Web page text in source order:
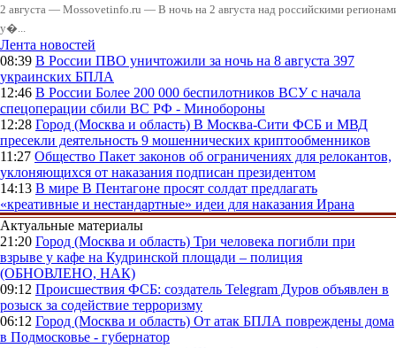
2 августа — Mossovetinfo.ru — В ночь на 2 августа над российскими
у�...
Лента новостей
08:39 В России ПВО уничтожили за ночь на 8 августа 397
украинских БПЛА
12:46 В России Более 200 000 беспилотников ВСУ с начала
спецоперации сбили ВС РФ - Минобороны
12:28 Город (Москва и область) В Москва-Сити ФСБ и МВД
пресекли деятельность 9 мошеннических криптообменников
11:27 Общество Пакет законов об ограничениях для релокантов,
уклоняющихся от наказания подписан президентом
14:13 В мире В Пентагоне просят солдат предлагать
«креативные и нестандартные» идеи для наказания Ирана
Актуальные материалы
21:20 Город (Москва и область) Три человека погибли при
взрыве у кафе на Кудринской площади – полиция
(ОБНОВЛЕНО, НАК)
09:12 Происшествия ФСБ: создатель Telegram Дуров объявлен в
розыск за содействие терроризму
06:12 Город (Москва и область) От атак БПЛА повреждены дома
в Подмосковье - губернатор